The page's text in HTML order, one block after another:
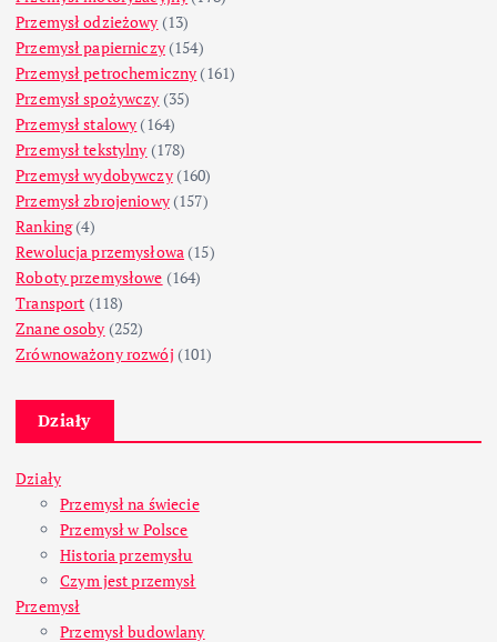
Przemysł odzieżowy (13)
Przemysł papierniczy(154)
Przemysł petrochemiczny (161)
Przemysł spożywczy (35)
Przemysł stalowy (164)
Przemysł tekstylny (178)
Przemysł wydobywczy(160)
Przemysł zbrojeniowy(157)
Ranking(4)
Rewolucja przemysłowa (15)
Roboty przemysłowe (164)
Transport (118)
Znane osoby (252)
Zrównoważony rozwój (101)
Działy
Działy
Przemysł na świecie
Przemysł w Polsce
Historia przemysłu
Czym jest przemysł
Przemysł
Przemysł budowlany